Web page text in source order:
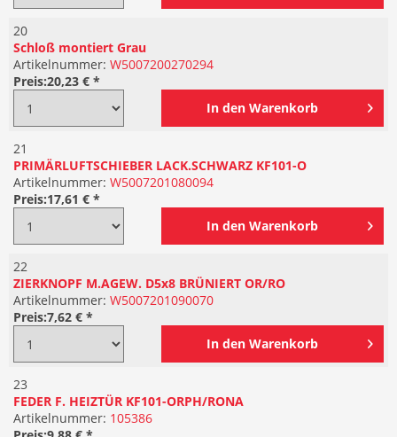
20
Schloß montiert Grau
Artikelnummer: W5007200270294
Preis:20,23 € *
In den Warenkorb
21
PRIMÄRLUFTSCHIEBER LACK.SCHWARZ KF101-O
Artikelnummer: W5007201080094
Preis:17,61 € *
In den Warenkorb
22
ZIERKNOPF M.AGEW. D5x8 BRÜNIERT OR/RO
Artikelnummer: W5007201090070
Preis:7,62 € *
In den Warenkorb
23
FEDER F. HEIZTÜR KF101-ORPH/RONA
Artikelnummer: 105386